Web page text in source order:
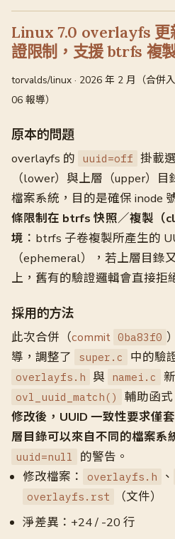
Linux 7.0 overlayfs 更
證限制，支援 btrfs 複
torvalds/linux · 2026 年 2 月（合併
06 報導）
原本的問題
overlayfs 的 uuid=off 掛載
（lower）與上層（upper）
檔案系統，目的是確保 inode
條限制在 btrfs 快照／複製（
境 ：btrfs 子卷複製所產生的
（ephemeral），若上層目錄
上，舊有的驗證邏輯會直接拒
採用的方法
此次合併（commit 0ba83f0
導，調整了
super.c 中的驗
overlayfs.h 與 namei.c
ovl_uuid_match()
輔助函
修改後，UUID 一致性要求僅
層目錄可以來自不同的檔案系
uuid=null
的警告。
修改檔案：
overlayfs.h 、
overlayfs.rst
（文件）
淨差異：+24 / -20 行